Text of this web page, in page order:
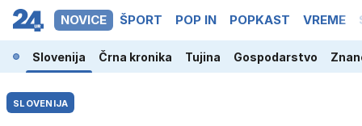
NOVICE ŠPORT POP IN POPKAST VREME
Slovenija Črna kronika Tujina Gospodarstvo
SLOVENIJA